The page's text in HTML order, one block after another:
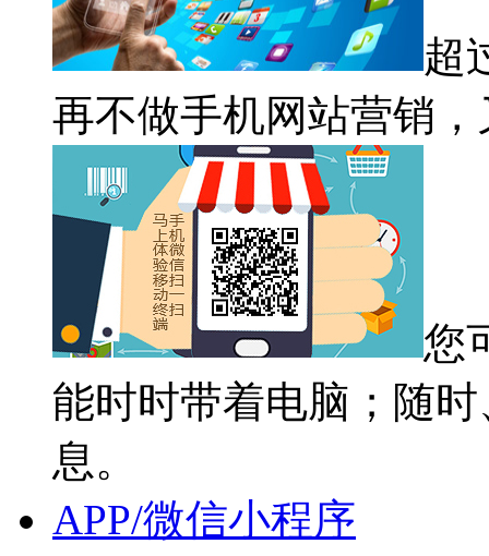
超
再不做手机网站营销
您
能时时带着电脑；随
息。
APP/微信小程序